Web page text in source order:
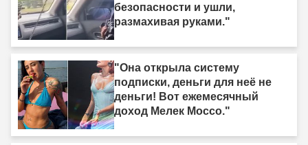
безопасности и ушли,
размахивая руками."
"Она открыла систему
подписки, деньги для неё не
деньги! Вот ежемесячный
доход Мелек Моссо."